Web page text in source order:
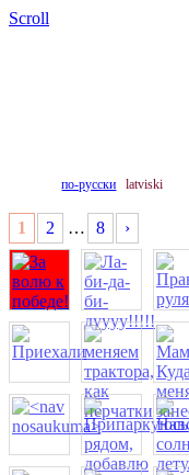
Scroll
по-русски latviski
1 2 … 8 ›